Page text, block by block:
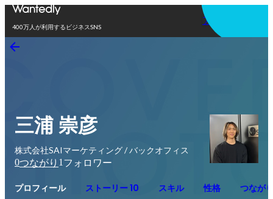
400万人が利用するビジネスSNS
アプリを使う
三浦 崇彦
株式会社SAIマーケティング / バックオフィス
0つながり 1 フォロワー
プロフィール ストーリー 10 スキル 性格 つなが